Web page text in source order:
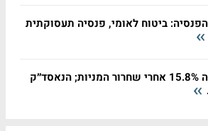
ביטוח לאומי, פנסיה תעסוקתית
ספייס X זינקה 15.8% אחרי שחרור המניות; הנאסד״ק